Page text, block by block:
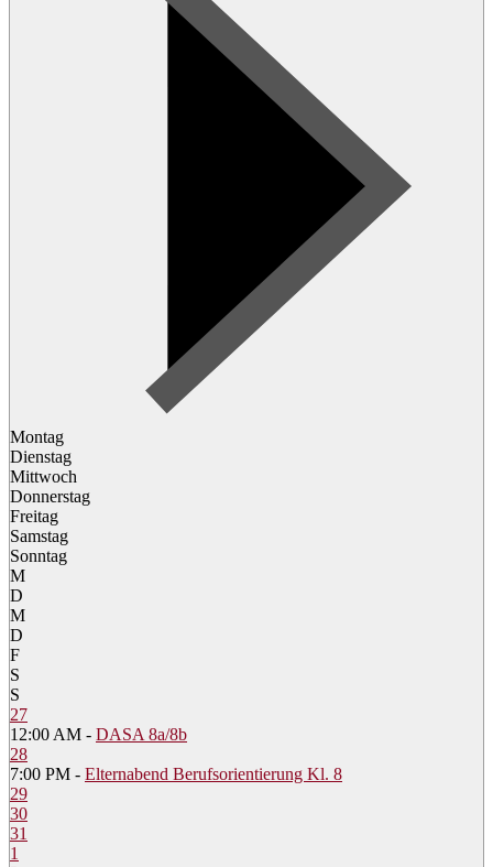
Montag
Dienstag
Mittwoch
Donnerstag
Freitag
Samstag
Sonntag
M
D
M
D
F
S
S
27
12:00 AM - DASA 8a/8b
28
7:00 PM - Elternabend Berufsorientierung Kl. 8
29
30
31
1